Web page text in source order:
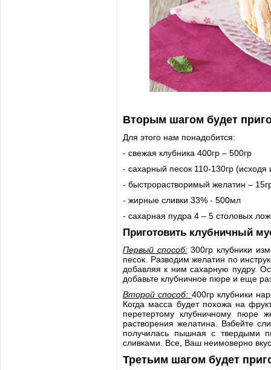
Вторым шагом будет
Для этого нам понадобится:
- свежая клубника 400гр – 500гр
- сахарный песок 110-130гр (исходя
- быстрорастворимый желатин –
- жирные сливки 33% - 500мл
- сахарная пудра 4 – 5 столовых
Приготовить клубничный
Первый способ:300гр клубники
песок. Разводим желатин по
добавляя к ним сахарную пудру.
добавьте клубничное пюре и еще
Второй способ: 400гр клубники
Когда масса будет похожа на
перетертому клубничному пюре
растворения желатина. Взбейте
получилась пышная с твердыми
сливками. Все, Ваш неимоверно
Третьим шагом будет